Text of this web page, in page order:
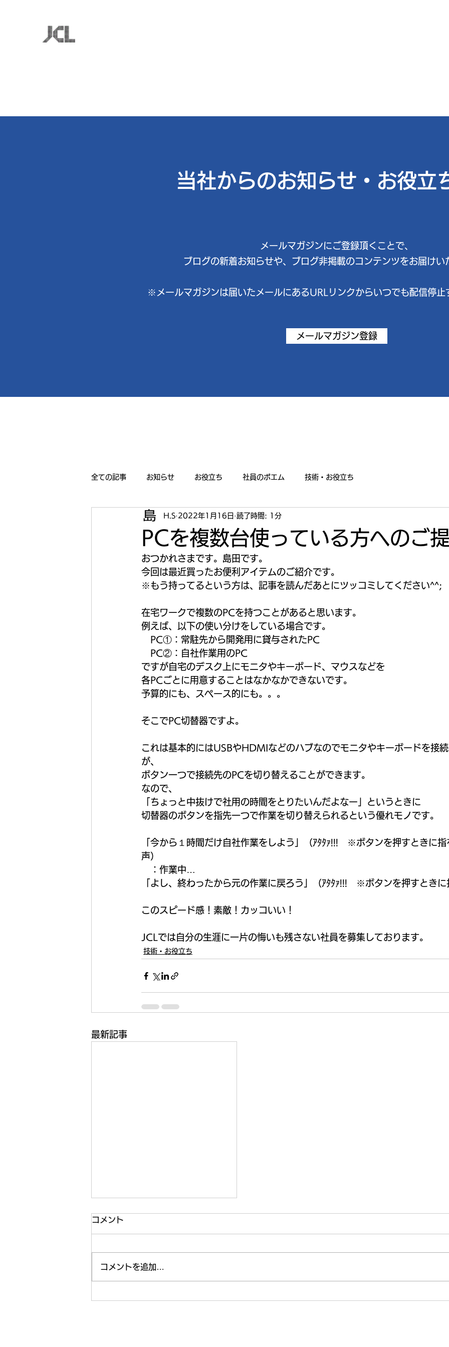
当社からのお知らせ・お役立
​メールマガジンにご登録頂くことで、
ブログの新着お知らせや、ブログ非掲載のコンテンツをお届けい
※メールマガジンは届いたメールにあるURLリンクからいつでも配信停止
メールマガジン登録
全ての記事 お知らせ お役立ち 社員のポエム 技術・お役立ち
PCを複数台使っている方へのご
H.S 2022年1月16日 読了時間: 1分
おつかれさまです。島田です。
今回は最近買ったお便利アイテムのご紹介です。
※もう持ってるという方は、記事を読んだあとにツッコミしてください^^;
在宅ワークで複数のPCを持つことがあると思います。
例えば、以下の使い分けをしている場合です。
PC①：常駐先から開発用に貸与されたPC
PC②：自社作業用のPC
ですが自宅のデスク上にモニタやキーボード、マウスなどを
各PCごとに用意することはなかなかできないです。
予算的にも、スペース的にも。。。
そこでPC切替器ですよ。
これは基本的にはUSBやHDMIなどのハブなのでモニタやキーボードを接
が、
ボタン一つで接続先のPCを切り替えることができます。
なので、
「ちょっと中抜けで社用の時間をとりたいんだよなー」というときに
切替器のボタンを指先一つで作業を切り替えられるという優れモノです。
「今から１時間だけ自社作業をしよう」（ｱﾀﾀｧ!!!　※ボタンを押すときに
声）
：作業中…
「よし、終わったから元の作業に戻ろう」（ｱﾀﾀｧ!!!　※ボタンを押すとき
このスピード感！素敵！カッコいい！
JCLでは自分の生涯に一片の悔いも残さない社員を募集しております。
技術・お役立ち
最新記事
ボウリングは楽しいよ
この業界に４３年います。 ITの
会社が、なぜボウリング？ 私は
でなければアメリカンといううス
コメント
コメントを追加…